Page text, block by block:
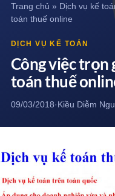
Trang chủ » Dịch vụ kế
toán thuế online
DỊCH VỤ KẾ TOÁN
Công việc trọn
toán thuế
09/03/2018·Kiều Diễm